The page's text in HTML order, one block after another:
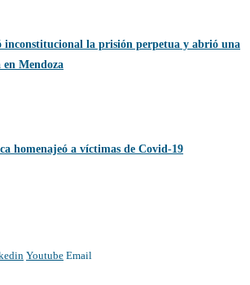
inconstitucional la prisión perpetua y abrió una
Mendoza
homenajeó a víctimas de Covid-19
Youtube Email